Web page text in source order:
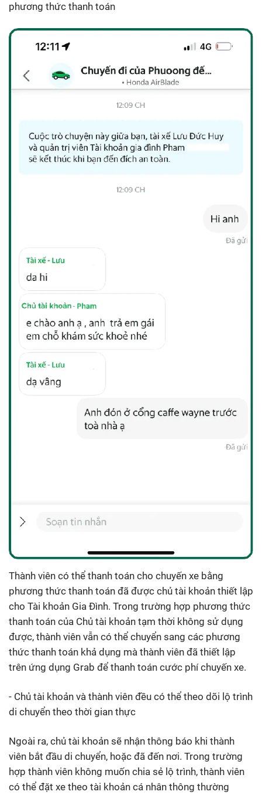
phương thức thanh toán
Thành viên có thể thanh toán cho chuyến xe bằng
phương thức thanh toán đã được chủ tài khoản thiết lập
cho Tài khoản Gia Đình. Trong trường hợp phương thức
thanh toán của Chủ tài khoản tạm thời không sử dụng
được, thành viên vẫn có thể chuyển sang các phương
thức thanh toán khả dụng mà thành viên đã thiết lập
trên ứng dụng Grab để thanh toán cước phí chuyến xe.
- Chủ tài khoản và thành viên đều có thể theo dõi lộ trình
di chuyển theo thời gian thực
Ngoài ra, chủ tài khoản sẽ nhận thông báo khi thành
viên bắt đầu di chuyển, hoặc đã đến nơi. Trong trường
hợp thành viên không muốn chia sẻ lộ trình, thành viên
có thể đặt xe theo tài khoản cá nhân thông thường